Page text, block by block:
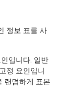
정보 표를 사
입니다. 일반
정 요인입니
랜덤하게 표본